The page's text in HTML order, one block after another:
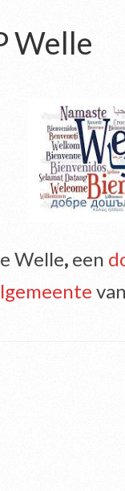
Welle
Welle, een
van